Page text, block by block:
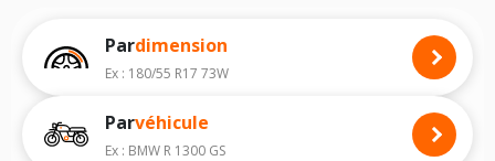
Vous ne savez pas comment trouver les dimensions de vos pneus ? Ces
informations sont indiquées sur le flanc des pneumatiques, dans le
carnet de bord de la moto ainsi que sur l'étiquette collée sur la moto.
pneus arrière moto grâce à notre moteur de recherche par véhicule,
simplement et facilement.
Pardimension
Ex : 180/55 R17 73W
Parvéhicule
Ex : BMW R 1300 GS